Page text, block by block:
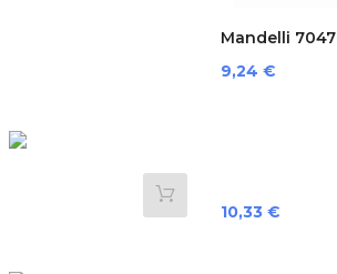
Mandelli
Preis
9,24 €
Preis
10,33 €